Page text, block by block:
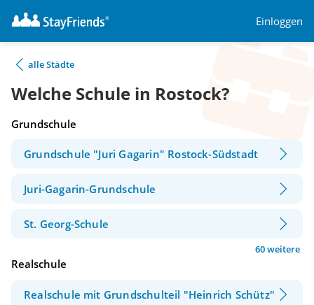
Einloggen
alle Städte
Welche Schule in Rostock?
Grundschule
Grundschule "Juri Gagarin" Rostock-Südstadt
Juri-Gagarin-Grundschule
St. Georg-Schule
60 weitere
Realschule
Realschule mit Grundschulteil "Heinrich Schütz"